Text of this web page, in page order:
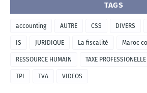
TAGS
accounting AUTRE CSS DIVERS
IS JURIDIQUE La fiscalité Maroc
RESSOURCE HUMAIN TAXE PROFESSIONELLE
TPI TVA VIDEOS